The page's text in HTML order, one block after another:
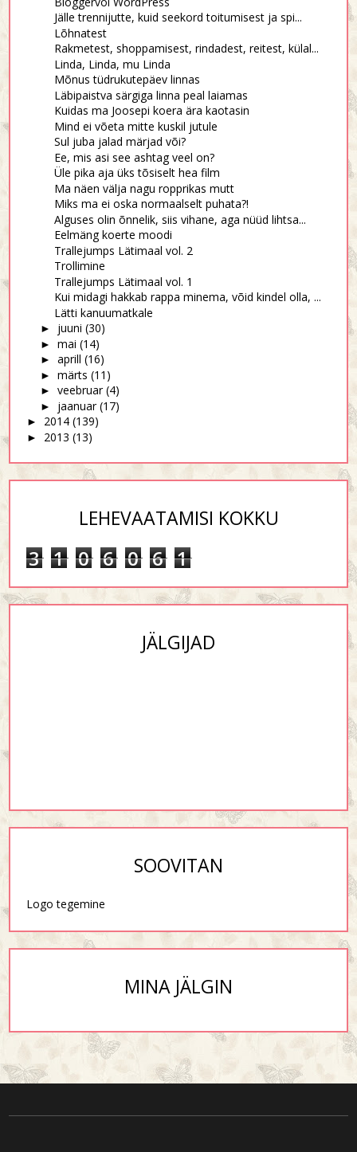
Jälle trennijutte, kuid seekord toitumisest ja spi...
Lõhnatest
Rakmetest, shoppamisest, rindadest, reitest, külal...
Linda, Linda, mu Linda
Mõnus tüdrukutepäev linnas
Läbipaistva särgiga linna peal laiamas
Kuidas ma Joosepi koera ära kaotasin
Mind ei võeta mitte kuskil jutule
Sul juba jalad märjad või?
Ee, mis asi see ashtag veel on?
Üle pika aja üks tõsiselt hea film
Ma näen välja nagu ropprikas mutt
Miks ma ei oska normaalselt puhata?!
Alguses olin õnnelik, siis vihane, aga nüüd lihtsa...
Eelmäng koerte moodi
Trallejumps Lätimaal vol. 2
Trollimine
Trallejumps Lätimaal vol. 1
Kui midagi hakkab rappa minema, võid kindel olla, ...
Lätti kanuumatkale
► juuni (30)
► mai (14)
► aprill (16)
► märts (11)
► veebruar (4)
► jaanuar (17)
► 2014 (139)
► 2013 (13)
LEHEVAATAMISI KOKKU
3 1 0 6 0 6 1
JÄLGIJAD
SOOVITAN
Logo tegemine
MINA JÄLGIN